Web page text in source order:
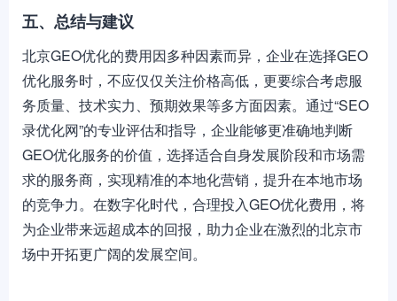
五、总结与建议
北京GEO优化的费用因多种因素而异，企业在选择GEO
优化服务时，不应仅仅关注价格高低，更要综合考虑服
务质量、技术实力、预期效果等多方面因素。通过“SEO
录优化网”的专业评估和指导，企业能够更准确地判断
GEO优化服务的价值，选择适合自身发展阶段和市场需
求的服务商，实现精准的本地化营销，提升在本地市场
的竞争力。在数字化时代，合理投入GEO优化费用，将
为企业带来远超成本的回报，助力企业在激烈的北京市
场中开拓更广阔的发展空间。